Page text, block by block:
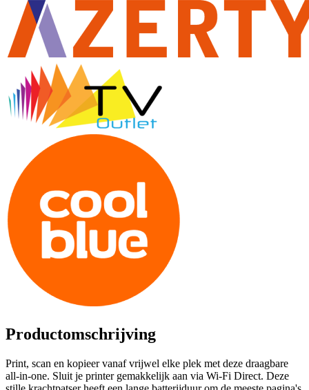
Productomschrijving
Print, scan en kopieer vanaf vrijwel elke plek met deze draagbare
all-in-one. Sluit je printer gemakkelijk aan via Wi-Fi Direct. Deze